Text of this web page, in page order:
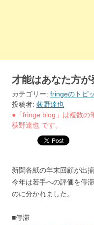
才能はあなた方
カテゴリー: fringeのトピ
投稿者: 荻野達也
●「fringe blog」は複数の
荻野達也 です。
新聞各紙の年末回顧が出揃
今年は若手への評価を停
のに分かれました。
■停滞